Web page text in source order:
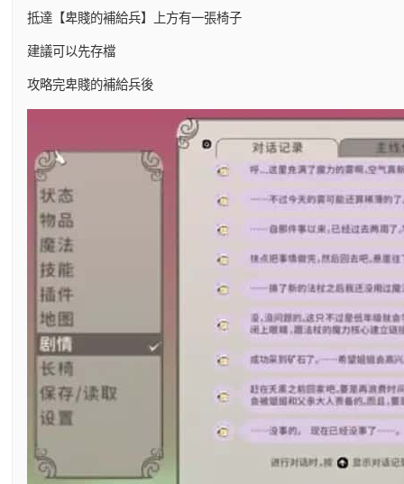
抵達【卑賤的補給兵】上方有一張椅子
建議可以先存檔
攻略完卑賤的補給兵後